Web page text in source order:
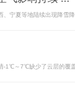
宁夏等地陆续出现降雪降
-1℃～7℃缺少了云层的覆